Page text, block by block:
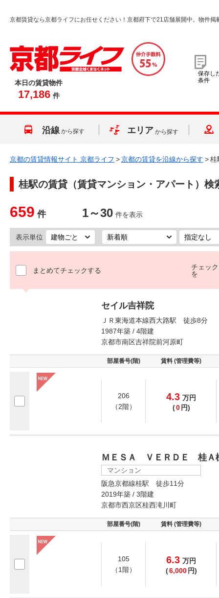
京都賃貸なら京都ライフにお任せください！京都府下で21店舗展開中。物件掲
本日の賃貸物件
17,186 件
保存し
条件
沿線 から探す エリア から探す
京都の賃貸情報サイト 京都ライフ >京都の賃貸を沿線から探す >桂
桂駅の賃貸（賃貸マンション・アパート）検
659 件 1～30 件を表示
表示単位
まとめてチェックする
チェッ
を
セイル吉祥院
ＪＲ東海道本線西大路駅 徒歩8分
1987年築 / 4階建
京都市南区吉祥院前河原町
部屋番号(階) 賃料 (管理費等)
206
（2階）
4.3 万円
(0 円)
ＭＥＳＡ ＶＥＲＤＥ 桂Ａ
マンション
阪急京都線桂駅 徒歩11分
2019年築 / 3階建
京都市西京区桂西滝川町
部屋番号(階) 賃料 (管理費等)
105
（1階）
6.3 万円
(6,000 円)